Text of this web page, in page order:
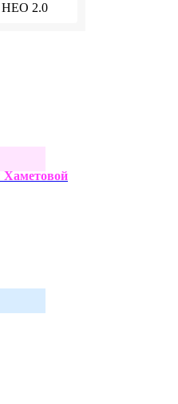
НЕО 2.0